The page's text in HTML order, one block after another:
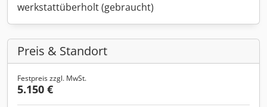
werkstattüberholt (gebraucht)
Preis & Standort
Festpreis zzgl. MwSt.
5.150 €